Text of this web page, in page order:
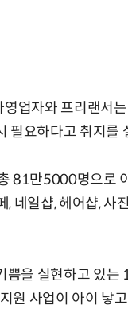
업자와 프리랜서
필요하다고 취지를
81만5000명으로
네일샵, 헤어샵, 사
을 실현하고 있는
원 사업이 아이 낳